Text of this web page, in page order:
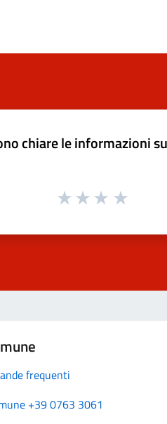
chiare le informazioni
frequenti
+39 0763 3061